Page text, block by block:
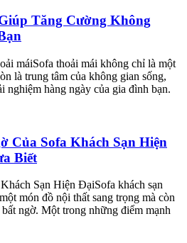
Tăng Cường Không
máiSofa thoải mái không chỉ là một
là trung tâm của không gian sống,
nghiệm hàng ngày của gia đình bạn.
Của Sofa Khách Sạn Hiện
Biết
Sạn Hiện ĐạiSofa khách sạn
món đồ nội thất sang trọng mà còn
ngờ. Một trong những điểm mạnh